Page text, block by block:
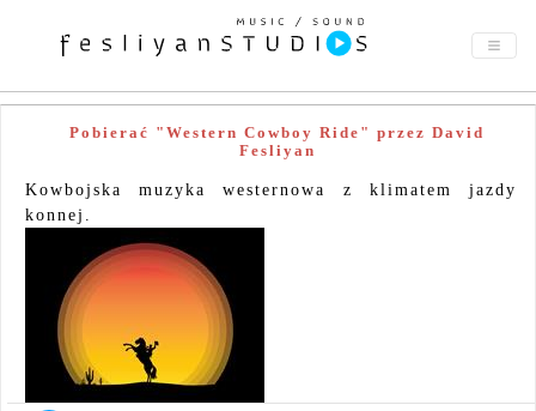
Pobierać "Western Cowboy Ride" przez David
Fesliyan
Kowbojska muzyka westernowa z klimatem jazdy
konnej.